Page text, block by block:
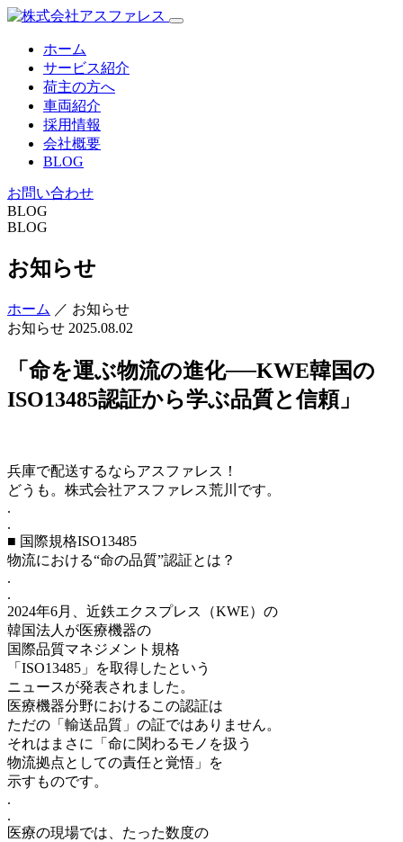
ホーム
サービス紹介
荷主の方へ
車両紹介
採用情報
会社概要
BLOG
お問い合わせ
BLOG
BLOG
お知らせ
ホーム ／ お知らせ
お知らせ 2025.08.02
「命を運ぶ物流の進化──KWE韓国の
ISO13485認証から学ぶ品質と信頼」
兵庫で配送するならアスファレス！
どうも。株式会社アスファレス荒川です。
.
.
■ 国際規格ISO13485
物流における“命の品質”認証とは？
.
.
2024年6月、近鉄エクスプレス（KWE）の
韓国法人が医療機器の
国際品質マネジメント規格
「ISO13485」を取得したという
ニュースが発表されました。
医療機器分野におけるこの認証は
ただの「輸送品質」の証ではありません。
それはまさに「命に関わるモノを扱う
物流拠点としての責任と覚悟」を
示すものです。
.
.
医療の現場では、たった数度の